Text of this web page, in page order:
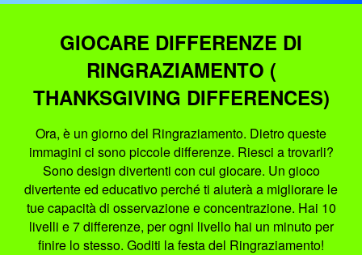
GIOCARE DIFFERENZE DI
RINGRAZIAMENTO (
THANKSGIVING DIFFERENCES)
Ora, è un giorno del Ringraziamento. Dietro queste
immagini ci sono piccole differenze. Riesci a trovarli?
Sono design divertenti con cui giocare. Un gioco
divertente ed educativo perché ti aiuterà a migliorare le
tue capacità di osservazione e concentrazione. Hai 10
livelli e 7 differenze, per ogni livello hai un minuto per
finire lo stesso. Goditi la festa del Ringraziamento!